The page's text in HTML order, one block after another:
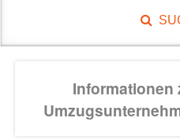
Informationen